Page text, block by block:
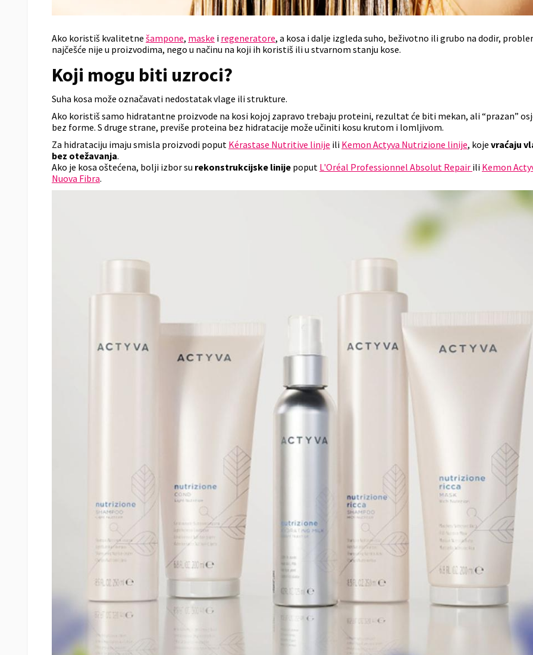
Ako koristiš kvalitetne šampone, maske i regeneratore, a kosa i dalje izgleda suho, beživotno ili grubo na dodir,
najčešće nije u proizvodima, nego u načinu na koji ih koristiš ili u stvarnom stanju kose.
Koji mogu biti uzroci?
Suha kosa može označavati nedostatak vlage ili strukture.
Ako koristiš samo hidratantne proizvode na kosi kojoj zapravo trebaju proteini, rezultat će biti mekan, ali “prazan”
bez forme. S druge strane, previše proteina bez hidratacije može učiniti kosu krutom i lomljivom.
Za hidrataciju imaju smisla proizvodi poput Kérastase Nutritive linije ili Kemon Actyva Nutrizione linije, koje vraćaju
bez otežavanja.
Ako je kosa oštećena, bolji izbor su rekonstrukcijske linije poput L'Oréal Professionnel Absolut Repair ili Kemon
Nuova Fibra.